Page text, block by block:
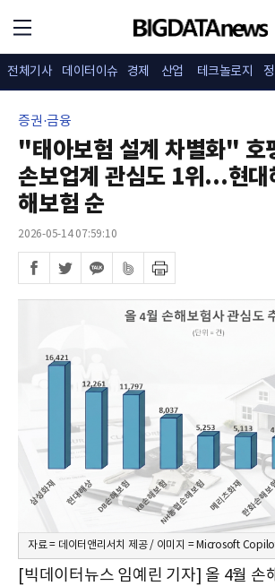
전체기사 데이터이슈 경제 산업 테크놀로지
증권·금융
"태아보험 설계 차별화" 호
손보업계 관심도 1위...현대
해보험 순
2026-05-14 07:59:10
자료 = 데이터앤리서치 제공 / 이미지 = Microsoft
[빅데이터뉴스 임예린 기자] 올 4월 손